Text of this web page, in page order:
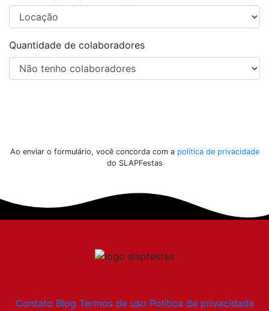
Quantidade de colaboradores
Ao enviar o formulário, você concorda com a política de privacidade
do SLAPFestas
Contato Blog Termos de uso Política de privacidade